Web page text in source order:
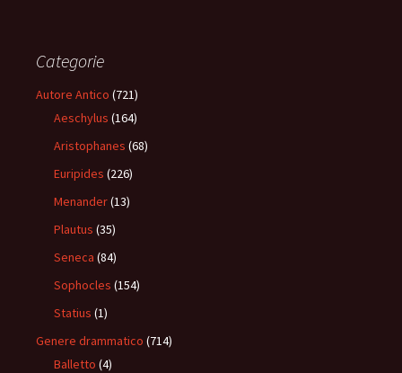
Categorie
Autore Antico (721)
Aeschylus (164)
Aristophanes (68)
Euripides (226)
Menander(13)
Plautus (35)
Seneca (84)
Sophocles (154)
Statius (1)
Genere drammatico (714)
Balletto (4)